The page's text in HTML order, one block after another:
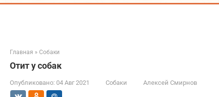
Главная » Собаки
Отит у собак
Опубликовано: 04 Авг 2021 Собаки Алексей Смирнов